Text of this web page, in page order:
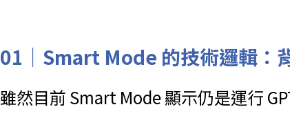
01｜Smart Mode 的技術邏輯：
雖然目前 Smart Mode 顯示仍是運行